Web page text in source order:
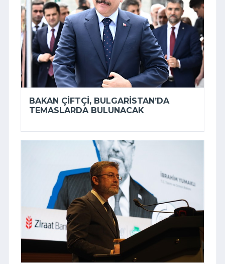
BAKAN ÇIFTÇI, BULGARISTAN’DA
TEMASLARDA BULUNACAK